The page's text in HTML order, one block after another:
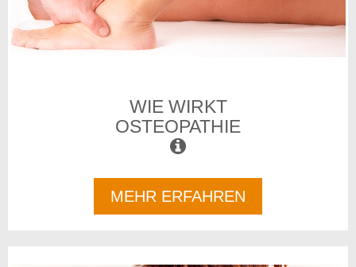
WIE WIRKT
OSTEOPATHIE
MEHR ERFAHREN